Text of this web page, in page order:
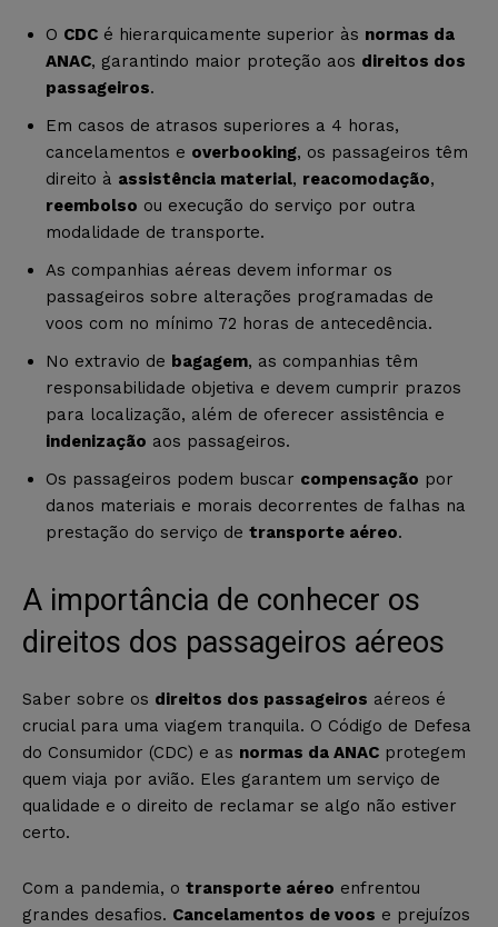
O CDC é hierarquicamente superior às normas da
ANAC, garantindo maior proteção aos direitos dos
passageiros.
Em casos de atrasos superiores a 4 horas,
cancelamentos e overbooking, os passageiros têm
direito à assistência material, reacomodação,
reembolso ou execução do serviço por outra
modalidade de transporte.
As companhias aéreas devem informar os
passageiros sobre alterações programadas de
voos com no mínimo 72 horas de antecedência.
No extravio de bagagem, as companhias têm
responsabilidade objetiva e devem cumprir prazos
para localização, além de oferecer assistência e
indenização aos passageiros.
Os passageiros podem buscar compensação por
danos materiais e morais decorrentes de falhas na
prestação do serviço de transporte aéreo.
A importância de conhecer os
direitos dos passageiros aéreos
Saber sobre os direitos dos passageiros aéreos é
crucial para uma viagem tranquila. O Código de Defesa
do Consumidor (CDC) e as normas da ANAC protegem
quem viaja por avião. Eles garantem um serviço de
qualidade e o direito de reclamar se algo não estiver
certo.
Com a pandemia, o transporte aéreo enfrentou
grandes desafios. Cancelamentos de voos e prejuízos